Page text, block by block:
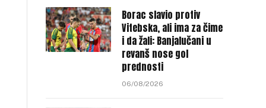
Borac slavio protiv
Vitebska, ali ima za čime
i da žali: Banjalučani u
revanš nose gol
prednosti
06/08/2026